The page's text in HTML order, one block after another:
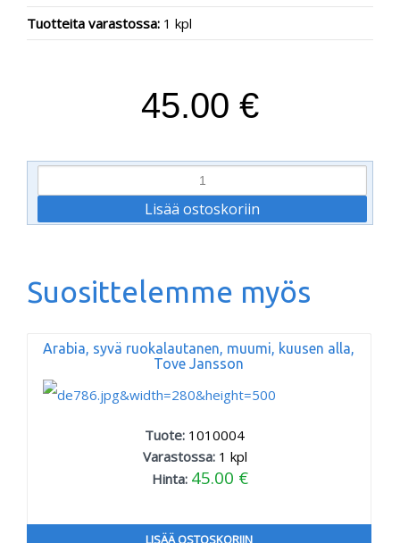
Tuotteita varastossa: 1 kpl
45.00 €
Suosittelemme myös
Arabia, syvä ruokalautanen, muumi, kuusen alla,
Tove Jansson
Tuote: 1010004
Varastossa: 1 kpl
Hinta: 45.00 €
LISÄÄ OSTOSKORIIN